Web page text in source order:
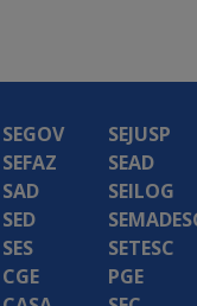
SEGOV
SEFAZ
SAD
SED
SES
CGE
SEJUSP
SEAD
SEILOG
SETESC
PGE